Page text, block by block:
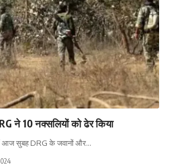
ने 10 नक्सलियों को ढेर किया
आज सुबह DRG के जवानों और…